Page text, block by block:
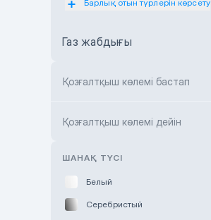
Toyota Astana
TANK Motors Karaganda
Барлық отын түрлерін көрсету
Газ жабдығы
Қозғалтқыш көлемі бастап
Қозғалтқыш көлемі дейін
ШАНАҚ ТҮСІ
Белый
Серебристый